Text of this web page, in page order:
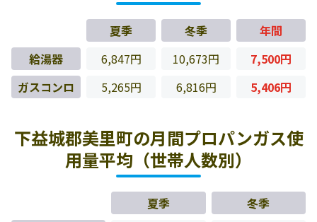
夏季 冬季
年間
給湯器
6,847円 10,673円
7,500円
ガスコンロ
5,265円 6,816円 5,406円
下益城郡美里町の月間プロパンガス使
用量平均（世帯人数別）
夏季
冬季